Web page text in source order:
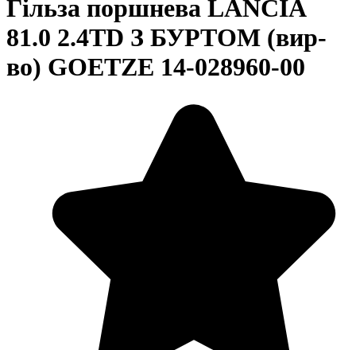
Гільза поршнева LANCIA
81.0 2.4TD З БУРТОМ (вир-
во) GOETZE 14-028960-00